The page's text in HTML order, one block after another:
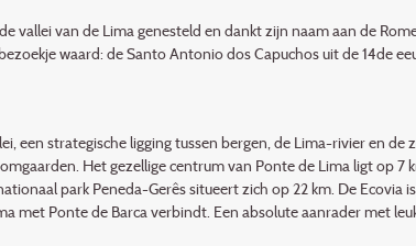
vallei van de Lima genesteld en dankt zijn naam aan de
waard: de Santo Antonio dos Capuchos uit de 14de
een strategische ligging tussen bergen, de Lima-rivier en
Het gezellige centrum van Ponte de Lima ligt op 7
park Peneda-Gerês situeert zich op 22 km. De Ecovia
met Ponte de Barca verbindt. Een absolute aanrader met